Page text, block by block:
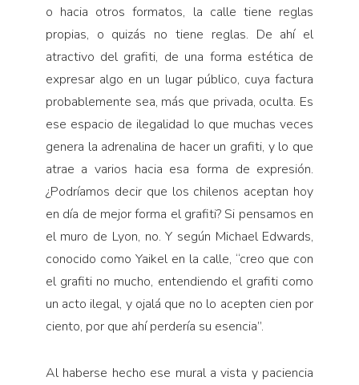
o hacia otros formatos, la calle tiene reglas
propias, o quizás no tiene reglas. De ahí el
atractivo del grafiti, de una forma estética de
expresar algo en un lugar público, cuya factura
probablemente sea, más que privada, oculta. Es
ese espacio de ilegalidad lo que muchas veces
genera la adrenalina de hacer un grafiti, y lo que
atrae a varios hacia esa forma de expresión.
¿Podríamos decir que los chilenos aceptan hoy
en día de mejor forma el grafiti? Si pensamos en
el muro de Lyon, no. Y según Michael Edwards,
conocido como Yaikel en la calle, “creo que con
el grafiti no mucho, entendiendo el grafiti como
un acto ilegal, y ojalá que no lo acepten cien por
ciento, por que ahí perdería su esencia”.
Al haberse hecho ese mural a vista y paciencia